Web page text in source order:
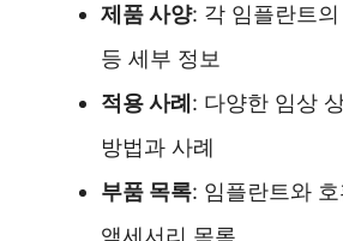
제품 사양: 각 임플란트
등 세부 정보
적용 사례 : 다양한 임상
방법과 사례
부품 목록: 임플란트와